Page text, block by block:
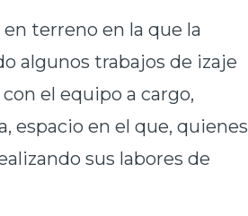
terreno en la que la
algunos trabajos de izaje
el equipo a cargo,
espacio en el que, quienes
sus labores de